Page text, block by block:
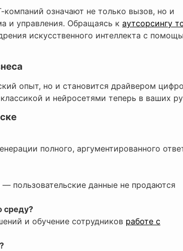
означают не только вызов, но и
и управления. Обращаясь к аутсорсингу
искусственного интеллекта с
опыт, но и становится драйвером
и нейросетями теперь в ваших
полного, аргументированного
пользовательские данные не продаются
среду?
и обучение сотрудников работе с